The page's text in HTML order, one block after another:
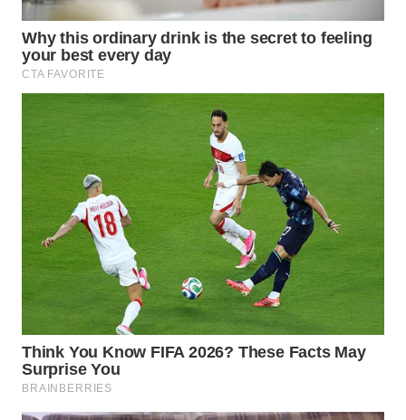
MADURA
WN
SURABAYA
WN
BINTAN
WN
MANDALIKA
WN
LIKUPANG
WN
LABUANBAJO